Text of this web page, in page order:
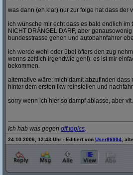
was dann (eh klar) nur zur folge hat dass der
ich wünsche mir echt dass es bald endlich
NICHT DRÄNGEL DARF, aber
bundesstrasse gehen und autobahnfahrer
ich werde wohl oder übel öfters den zug
wenns zeitlich irgendwie geht). es ist mir
bekommen.
alternative wäre: mich damit abzufinden
hinter dem ersten lkw reinstellen und
sorry wenn ich hier so dampf ablasse, aber
Ich hab was gegen off topics.
24.10.2006, 12:43 Uhr - Editiert von User86994 ,